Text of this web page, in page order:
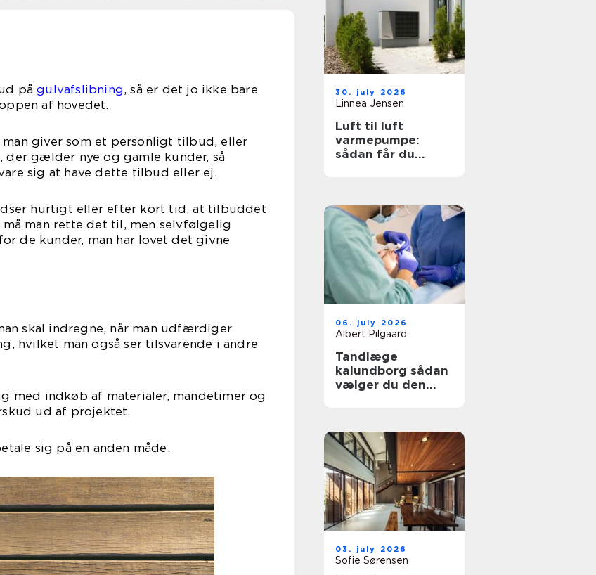
pågulvafslibning, så er det jo ikke bare
af hovedet.
giver som et personligt tilbud, eller
gælder nye og gamle kunder, så
sig at have dette tilbud eller ej.
hurtigt eller efter kort tid, at tilbuddet
man rette det til, men selvfølgelig
de kunder, man har lovet det givne
skal indregne, når man udfærdiger
hvilket man også ser tilsvarende i andre
med indkøb af materialer, mandetimer og
ud af projektet.
sig på en anden måde.
30. july 2026
Linnea Jensen
Luft til luft
varmepumpe:
sådan får du
06. july 2026
Albert Pilgaard
Tandlæge
kalundborg sådan
vælger du den
03. july 2026
Sofie Sørensen